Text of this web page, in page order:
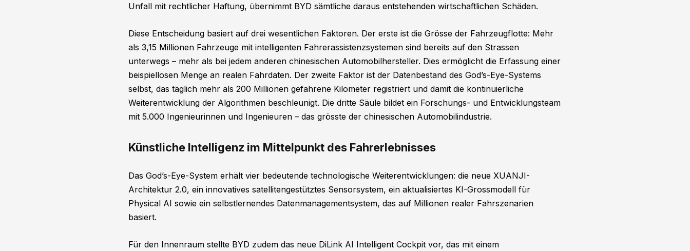
Unfall mit rechtlicher Haftung, übernimmt BYD sämtliche daraus entstehenden wirtschaftlichen Schäden.
Diese Entscheidung basiert auf drei wesentlichen Faktoren. Der erste ist die Grösse der Fahrzeugflotte: Mehr
als 3,15 Millionen Fahrzeuge mit intelligenten Fahrerassistenzsystemen sind bereits auf den Strassen
unterwegs – mehr als bei jedem anderen chinesischen Automobilhersteller. Dies ermöglicht die Erfassung einer
beispiellosen Menge an realen Fahrdaten. Der zweite Faktor ist der Datenbestand des God’s-Eye-Systems
selbst, das täglich mehr als 200 Millionen gefahrene Kilometer registriert und damit die kontinuierliche
Weiterentwicklung der Algorithmen beschleunigt. Die dritte Säule bildet ein Forschungs- und Entwicklungsteam
mit 5.000 Ingenieurinnen und Ingenieuren – das grösste der chinesischen Automobilindustrie.
Künstliche Intelligenz im Mittelpunkt des Fahrerlebnisses
Das God’s-Eye-System erhält vier bedeutende technologische Weiterentwicklungen: die neue XUANJI-
Architektur 2.0, ein innovatives satellitengestütztes Sensorsystem, ein aktualisiertes KI-Grossmodell für
Physical AI sowie ein selbstlernendes Datenmanagementsystem, das auf Millionen realer Fahrszenarien
basiert.
Für den Innenraum stellte BYD zudem das neue DiLink AI Intelligent Cockpit vor, das mit einem